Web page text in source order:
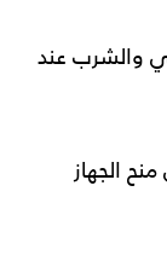
والشرب عند
الجهاز